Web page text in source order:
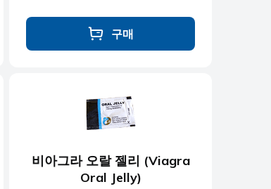
구매
비아그라 오랄 젤리 (Viagra
Oral Jelly)